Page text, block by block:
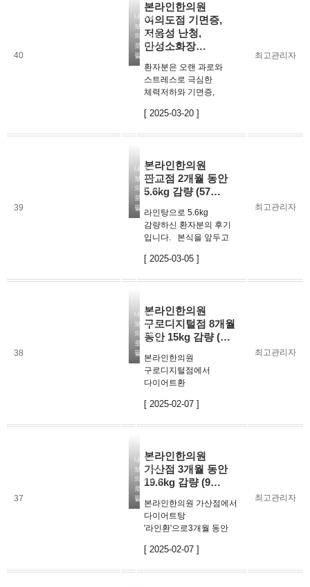
반복되셨습니다. 몸에
기력이 없으셔서,
출근해서일하는 것이…
40
내용을
보시려면
의료법상
로그인이
필요합니다
본라인한의원
여의도점 기면증,
저음성 난청,
만성소화장…
환자분은 오랜 과로와
스트레스로 극심한
체력저하와 기면증,
이명과 난청 등 복합적인
개선하며, 치료를
진행했습니다.기능이
저하된 소화기의 기…
[ 2025-03-20 ]
최고관리자
39
내용을
보시려면
의료법상
로그인이
필요합니다
본라인한의원
판교점 2개월 동안
5.6kg 감량 (57…
라인탕으로 5.6kg
감량하신 환자분의 후기
입니다. 본식을 앞두고
시기였는데,지금까지
수 있었다고
합니다. 2주마다 …
[ 2025-03-05 ]
최고관리자
38
내용을
보시려면
의료법상
로그인이
필요합니다
본라인한의원
구로디지털점 8개월
동안 15kg 감량 (…
본라인한의원
구로디지털점에서
다이어트환
15kg 감량하신 환자분의
하는데 많은 도움을
받으셨다고 하는데요.
라인환을 복용하는 …
[ 2025-02-07 ]
최고관리자
37
내용을
보시려면
의료법상
로그인이
필요합니다
본라인한의원
가산점 3개월 동안
19.6kg 감량 (9…
본라인한의원 가산점에서
다이어트탕
'라인환'으로3개월 동안
분의 후기 입니다. 꾸준히
[ 2025-02-07 ]
최고관리자